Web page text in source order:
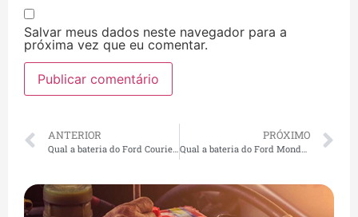
Salvar meus dados neste navegador para a
próxima vez que eu comentar.
ANTERIOR PRÓXIMO